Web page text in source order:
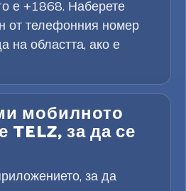
е +1868. Наберете
от телефонния номер
на областта, ако е
мобилното
за да се
за да